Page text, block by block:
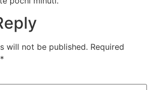
will not be published. Required
*